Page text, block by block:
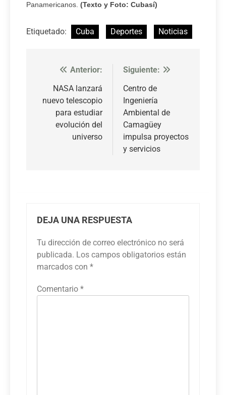
Panamericanos. (Texto y Foto: Cubasí)
Etiquetado: Cuba Deportes Noticias
Navegación
entradas
Anterior:
NASA lanzará
nuevo telescopio
para estudiar
evolución del
universo
Siguiente:
Centro de
Ingeniería
Ambiental de
Camagüey
impulsa proyectos
y servicios
DEJA UNA RESPUESTA
Tu dirección de correo electrónico no será
publicada. Los campos obligatorios están
marcados con *
Comentario *